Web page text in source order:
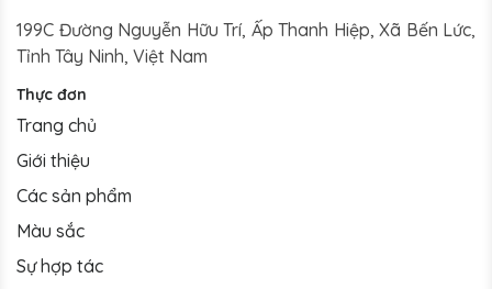
199C Đường Nguyễn Hữu Trí, Ấp Thanh Hiệp, Xã Bến Lức,
Tỉnh Tây Ninh, Việt Nam
Thực đơn
Trang chủ
Giới thiệu
Các sản phẩm
Màu sắc
Sự hợp tác